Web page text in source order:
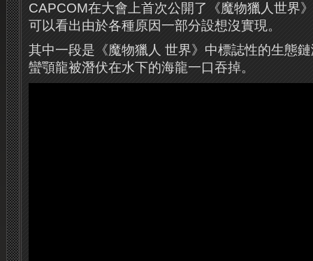
CAPCOM在大會上首次公開了《魔物獵人世界
可以看出由於各種原因一部分設想沒實現。
其中一段是《魔物獵人 世界》中標誌性的生態
蠻顎龍被潛伏在水下的海龍一口吞掉。